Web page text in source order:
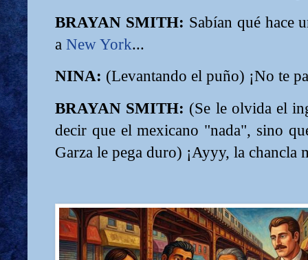
BRAYAN SMITH: Sabían qué hace
a New York...
NINA: (Levantando el puño) ¡No te
BRAYAN SMITH: (Se le olvida el
decir que el mexicano "nada", sino
Garza le pega duro) ¡Ayyy, la chancla